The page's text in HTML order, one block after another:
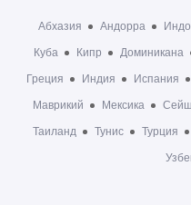
Абхазия Андорра
Куба Кипр Доминикана
Греция Индия Испания
Маврикий Мексика
Таиланд Тунис Турция